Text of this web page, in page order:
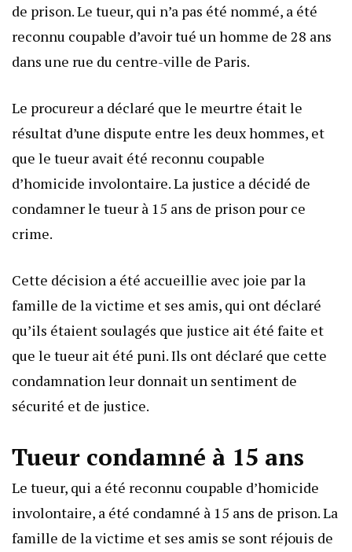
de prison. Le tueur, qui n’a pas été nommé, a été
reconnu coupable d’avoir tué un homme de 28 ans
dans une rue du centre-ville de Paris.
Le procureur a déclaré que le meurtre était le
résultat d’une dispute entre les deux hommes, et
que le tueur avait été reconnu coupable
d’homicide involontaire. La justice a décidé de
condamner le tueur à 15 ans de prison pour ce
crime.
Cette décision a été accueillie avec joie par la
famille de la victime et ses amis, qui ont déclaré
qu’ils étaient soulagés que justice ait été faite et
que le tueur ait été puni. Ils ont déclaré que cette
condamnation leur donnait un sentiment de
sécurité et de justice.
Tueur condamné à 15 ans
Le tueur, qui a été reconnu coupable d’homicide
involontaire, a été condamné à 15 ans de prison. La
famille de la victime et ses amis se sont réjouis de